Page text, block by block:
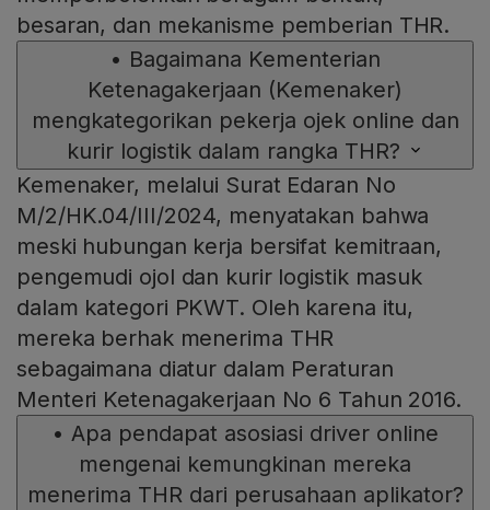
besaran, dan mekanisme pemberian THR.
• Bagaimana Kementerian
Ketenagakerjaan (Kemenaker)
mengkategorikan pekerja ojek online dan
kurir logistik dalam rangka THR?
Kemenaker, melalui Surat Edaran No
M/2/HK.04/III/2024, menyatakan bahwa
meski hubungan kerja bersifat kemitraan,
pengemudi ojol dan kurir logistik masuk
dalam kategori PKWT. Oleh karena itu,
mereka berhak menerima THR
sebagaimana diatur dalam Peraturan
Menteri Ketenagakerjaan No 6 Tahun 2016.
• Apa pendapat asosiasi driver online
mengenai kemungkinan mereka
menerima THR dari perusahaan aplikator?